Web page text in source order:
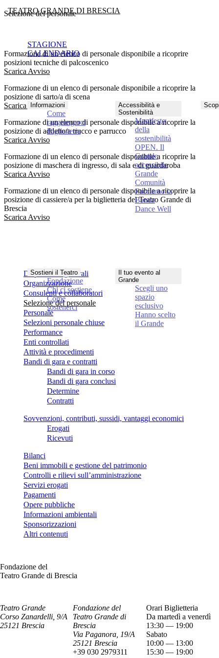
TEATRO GRANDE DI BRESCIA
STAGIONE
CALENDARIO
Informazioni
Come
raggiungerci
Biglietteria
Accessibilità e
Sostenibilità
Manifesto
della
sostenibilità
OPEN. Il
Grande
accessibile
Grande
Comunità
Facciamo la
Banda
Dance Well
Sostieni il Teatro
Fondazione
Chi ci sostiene
Come
sostenerci
Il tuo evento al
Grande
Scegli uno
spazio
esclusivo
Hanno scelto
il Grande
Disposizioni generali
Organizzazione
Consulenti e collaboratori
Selezione del personale
Personale
Selezioni personale chiuse
Performance
Enti controllati
Attività e procedimenti
Bandi di gara e contratti
Bandi di gara in corso
Bandi di gara conclusi
Determine
Contratti
Sovvenzioni, contributi, sussidi, vantaggi economici
Erogati
Ricevuti
Bilanci
Beni immobili e gestione del patrimonio
Controlli e rilievi sull’amministrazione
Servizi erogati
Pagamenti
Opere pubbliche
Informazioni ambientali
Sponsorizzazioni
Altri contenuti
Selezione del personale
Formazione di un elenco di personale disponibile a ricoprire
posizioni tecniche di palcoscenico
Scarica Avviso
Formazione di un elenco di personale disponibile a ricoprire la
posizione di sarto/a di scena
Scarica Avviso
Formazione di un elenco di personale disponibile a ricoprire la
posizione di addetto/a trucco e parrucco
Scarica Avviso
Formazione di un elenco di personale disponibile a ricoprire la
posizione di maschera di ingresso, di sala e di guardaroba
Scarica Avviso
Formazione di un elenco di personale disponibile a ricoprire la
posizione di cassiere/a per la biglietteria del Teatro Grande di
Brescia
Scarica Avviso
Fondazione del
Teatro Grande di Brescia
Teatro Grande
Corso Zanardelli, 9/A
25121 Brescia
Fondazione del
Teatro Grande di
Brescia
Via Paganora, 19/A
25121 Brescia
+39 030 2979311
Orari Biglietteria
Da martedì a venerdì
13:30 — 19:00
Sabato
10:00 — 13:00
15:30 — 19:00